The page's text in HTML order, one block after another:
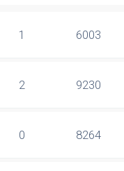
1 6003
2 9230
0 8264